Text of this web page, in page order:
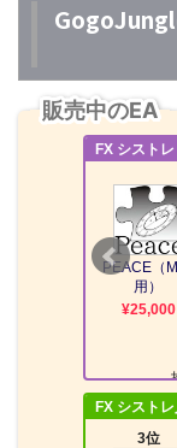
販売中のEA